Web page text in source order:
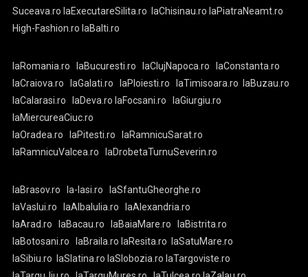
Suceava.ro laExecutareSilita.ro laChisinau.ro laPiatraNeamt.ro
High-Fashion.ro laBalti.ro
laRomania.ro laBucuresti.ro laClujNapoca.ro
laConstanta.ro
laCraiova.ro
laGalati.ro laPloiesti.ro laTimisoara.ro
laBuzau.ro
laCalarasi.ro
laDeva.ro laFocsani.ro
laGiurgiu.ro
laMiercureaCiuc.ro
laOradea.ro
laPitesti.ro
laRamnicuSarat.ro
laRamnicuValcea.ro
laDrobetaTurnuSeverin.ro
laBrasov.ro la-Iasi.ro
laSfantuGheorghe.ro
laVaslui.ro
laAlbaIulia.ro
laAlexandria.ro
laArad.ro
laBacau.ro laBaiaMare.ro
laBistrita.ro
laBotosani.ro
laBraila.ro laResita.ro
laSatuMare.ro
laSibiu.ro
laSlatina.ro laSlobozia.ro laTargoviste.ro